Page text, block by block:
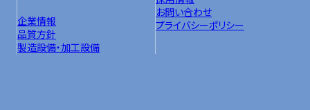
企業情報
品質方針
製造設備・加工設備
お問い合わせ
プライバシーポリシー